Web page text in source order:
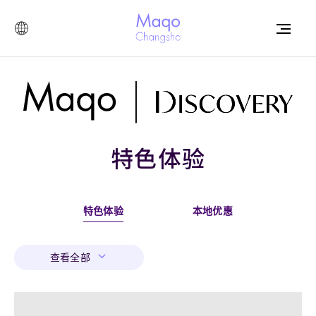
特色体验
特色体验 本地优惠
查看全部